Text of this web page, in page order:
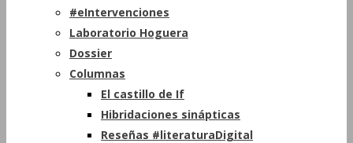
#eIntervenciones
Laboratorio Hoguera
Dossier
Columnas
El castillo de If
Hibridaciones sinápticas
Reseñas #literaturaDigital